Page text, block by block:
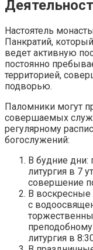
Настоятель
Панкратий,
ведет активную
постоянно
территорией,
подворью.
Паломники могут
совершаемых
регулярному
богослужений:
В будние дни:
литургия в 7
совершение
В воскресные
с
литургия в